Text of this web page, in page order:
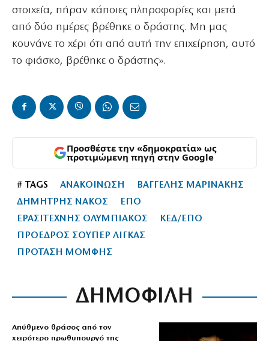
στοιχεία, πήραν κάποιες πληροφορίες και μετά
από δύο ημέρες βρέθηκε ο δράστης. Μη μας
κουνάνε το χέρι ότι από αυτή την επιχείρηση, αυτό
το φιάσκο, βρέθηκε ο δράστης».
Προσθέστε την «δημοκρατία» ως
προτιμώμενη πηγή στην Google
# TAGS ΑΝΑΚΟΙΝΩΣΗ
ΒΑΓΓΕΛΗΣ ΜΑΡΙΝΑΚΗΣ
ΔΗΜΗΤΡΗΣ ΝΑΚΟΣ
ΕΠΟ
ΕΡΑΣΙΤΕΧΝΗΣ ΟΛΥΜΠΙΑΚΟΣ
ΚΕΔ/ΕΠΟ
ΠΡΟΕΔΡΟΣ ΣΟΥΠΕΡ ΛΙΓΚΑΣ
ΠΡΟΤΑΣΗ ΜΟΜΦΗΣ
ΔΗΜΟΦΙΛΗ
Απύθμενο θράσος από τον
χειρότερο πρωθυπουργό της